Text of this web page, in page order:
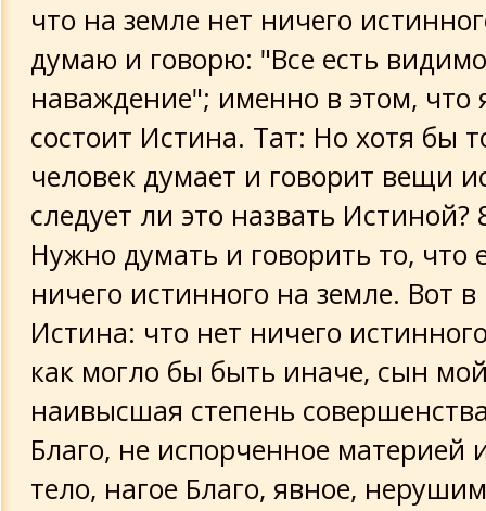
что на земле нет ничего
думаю и говорю: "Все есть
наваждение"; именно в этом, что
состоит Истина. Тат: Но хотя бы
человек думает и говорит вещи
следует ли это назвать Истиной?
Нужно думать и говорить то, что
ничего истинного на земле. Вот в
Истина: что нет ничего
как могло бы быть иначе, сын
наивысшая степень
Благо, не испорченное материей
тело, нагое Благо, явное,